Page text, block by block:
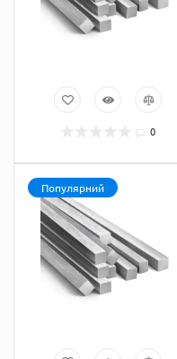
0
Популярний